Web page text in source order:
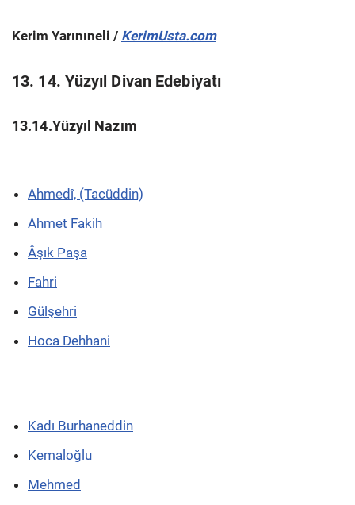
Kerim Yarınıneli / KerimUsta.com
13. 14. Yüzyıl Divan Edebiyatı
13.14.Yüzyıl Nazım
Ahmedî, (Tacüddin)
Ahmet Fakih
Âşık Paşa
Fahri
Gülşehri
Hoca Dehhani
Kadı Burhaneddin
Kemaloğlu
Mehmed